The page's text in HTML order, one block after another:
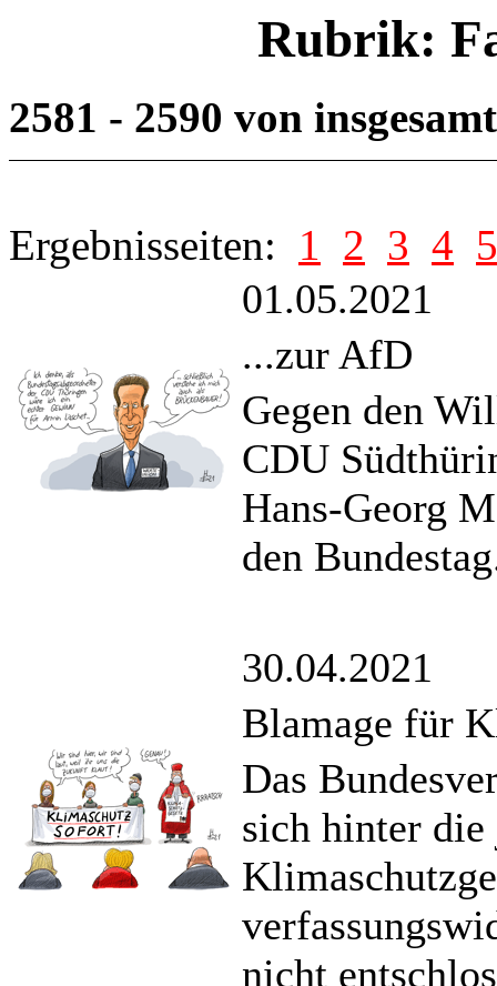
Rubrik:
2581 - 2590 von
Ergebnisseiten: 1 2 3 4 5
01.05.2021
...zur AfD
Gegen den
CDU
Hans-Georg
den
30.04.2021
Blamage für
Das
sich hinter die
nicht